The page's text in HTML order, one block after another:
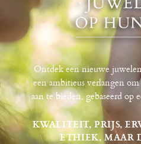
Ontdek een nieuwe
een ambitieus verlangen
aan te bieden, gebaseerd op
KWALITEIT, PRIJS,
ETHIEK, MAAR